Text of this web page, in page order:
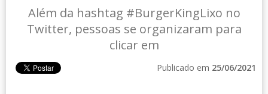
Além da hashtag #BurgerKingLixo no
Twitter, pessoas se organizaram para
clicar em
Publicado em 25/06/2021